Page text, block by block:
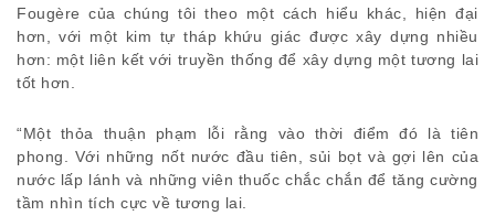
Fougère của chúng tôi theo một cách hiểu khác, hiện đại
hơn, với một kim tự tháp khứu giác được xây dựng nhiều
hơn: một liên kết với truyền thống để xây dựng một tương lai
tốt hơn.
“Một thỏa thuận phạm lỗi rằng vào thời điểm đó là tiên
phong. Với những nốt nước đầu tiên, sủi bọt và gợi lên của
nước lấp lánh và những viên thuốc chắc chắn để tăng cường
tầm nhìn tích cực về tương lai.